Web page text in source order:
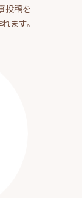
投稿を
ます。